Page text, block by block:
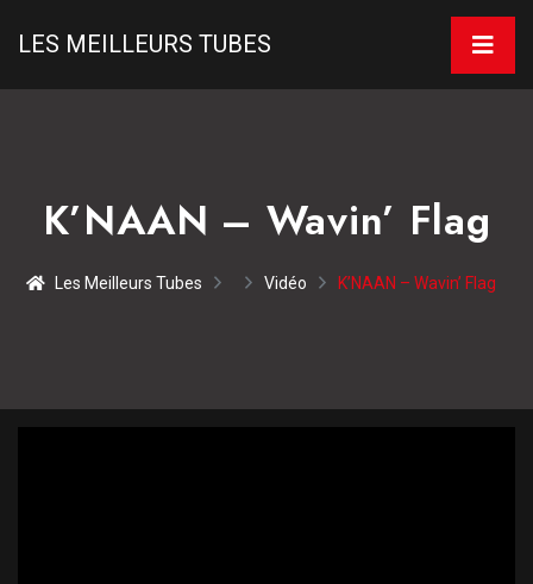
LES MEILLEURS TUBES
K’NAAN – Wavin’ Flag
Les Meilleurs Tubes Vidéo K’NAAN – Wavin’ Flag